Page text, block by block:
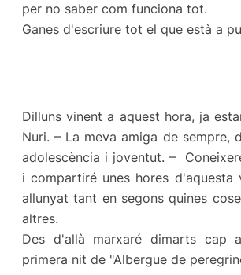
per no saber com funciona tot.
Ganes d'escriure tot el que està a
Dilluns vinent a aquest hora, ja
Nuri. – La meva amiga de sempre,
adolescència i joventut. –
i compartiré unes hores d'aquesta
allunyat tant en segons quines
altres.
Des d'allà marxaré dimarts cap a
primera nit de "Albergue de